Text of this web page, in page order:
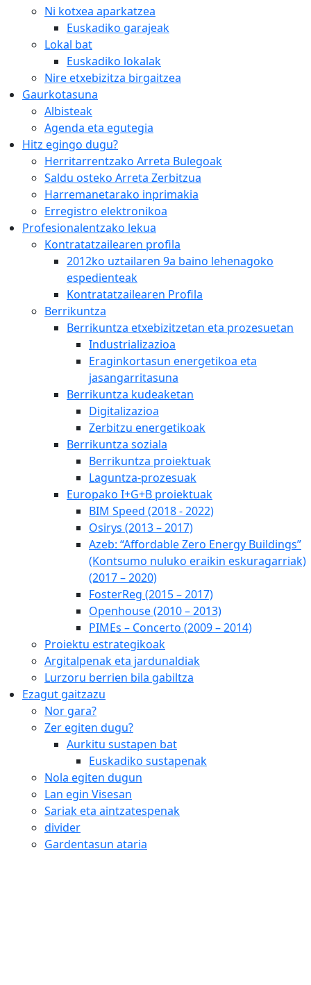
Ni kotxea aparkatzea
Euskadiko garajeak
Lokal bat
Euskadiko lokalak
Nire etxebizitza birgaitzea
Gaurkotasuna
Albisteak
Agenda eta egutegia
Hitz egingo dugu?
Herritarrentzako Arreta Bulegoak
Saldu osteko Arreta Zerbitzua
Harremanetarako inprimakia
Erregistro elektronikoa
Profesionalentzako lekua
Kontratatzailearen profila
2012ko uztailaren 9a baino lehenagoko
espedienteak
Kontratatzailearen Profila
Berrikuntza
Berrikuntza etxebizitzetan eta prozesuetan
Industrializazioa
Eraginkortasun energetikoa eta
jasangarritasuna
Berrikuntza kudeaketan
Digitalizazioa
Zerbitzu energetikoak
Berrikuntza soziala
Berrikuntza proiektuak
Laguntza-prozesuak
Europako I+G+B proiektuak
BIM Speed (2018 - 2022)
Osirys (2013 – 2017)
Azeb: “Affordable Zero Energy Buildings”
(Kontsumo nuluko eraikin eskuragarriak)
(2017 – 2020)
FosterReg (2015 – 2017)
Openhouse (2010 – 2013)
PIMEs – Concerto (2009 – 2014)
Proiektu estrategikoak
Argitalpenak eta jardunaldiak
Lurzoru berrien bila gabiltza
Ezagut gaitzazu
Nor gara?
Zer egiten dugu?
Aurkitu sustapen bat
Euskadiko sustapenak
Nola egiten dugun
Lan egin Visesan
Sariak eta aintzatespenak
divider
Gardentasun ataria